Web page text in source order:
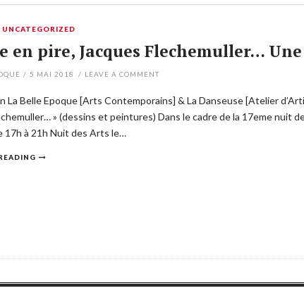
UNCATEGORIZED
en pire, Jacques Flechemuller…
/ 5 MAI 2018 / LEAVE A COMMENT
La Belle Epoque [Arts Contemporains] & La Danseuse [Atelier
» (dessins et peintures) Dans le cadre de la 17eme nuit
17h à 21h Nuit des Arts le…